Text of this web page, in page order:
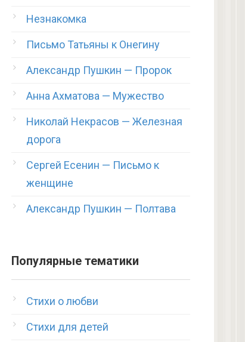
Незнакомка
Письмо Татьяны к Онегину
Александр Пушкин — Пророк
Анна Ахматова — Мужество
Николай Некрасов — Железная
дорога
Сергей Есенин — Письмо к
женщине
Александр Пушкин — Полтава
Популярные тематики
Стихи о любви
Стихи для детей